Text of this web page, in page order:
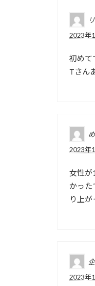
2023年
初めて
Tさん
2023年
女性が
かっ
り上が
2023年